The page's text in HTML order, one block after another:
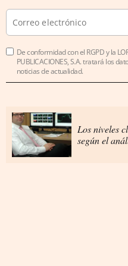
De conformidad con el RGPD y la
PUBLICACIONES, S.A. tratará los
noticias de actualidad.
Los niveles
según el